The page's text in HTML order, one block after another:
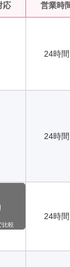
応 営業時
24時間
24時間
24時間
比較